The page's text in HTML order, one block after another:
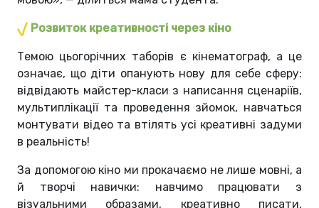
Розвиток креативності через кіно
Темою цьогорічних таборів є кінематограф, а це
означає, що діти опанують нову для себе сферу:
відвідають майстер-класи з написання сценаріїв,
мультиплікації та проведення зйомок, навчаться
монтувати відео та втілять усі креативні задуми
в реальність!
За допомогою кіно ми прокачаємо не лише мовні, а
й творчі навички: навчимо працювати з
візуальними образами, креативно писати,